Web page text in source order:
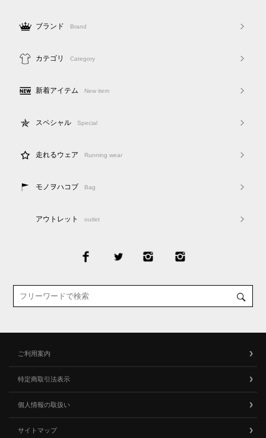
ブランド Brand
カテゴリ Category
新着アイテム New item
スペシャル Special
走れるウェア Running wear
モノヲハコブ Bag
アウトレット outlet
ご利用案内
特定商取引法表示
個人情報の取扱い
サイトマップ